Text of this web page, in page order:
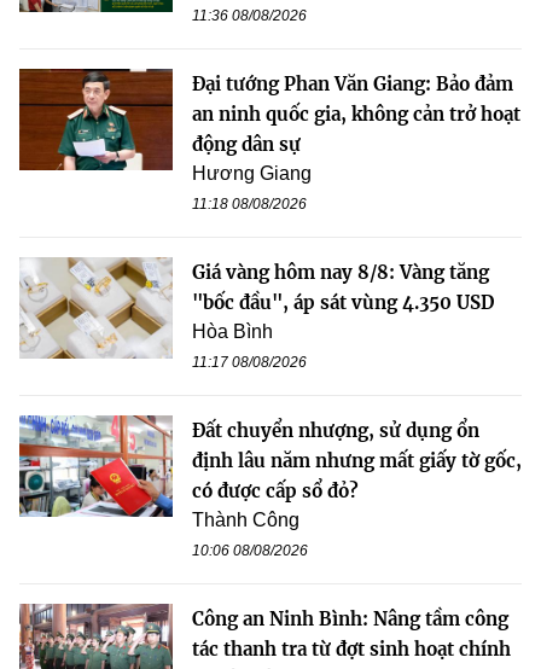
11:36 08/08/2026
Đại tướng Phan Văn Giang: Bảo đảm
an ninh quốc gia, không cản trở hoạt
động dân sự
Hương Giang
11:18 08/08/2026
Giá vàng hôm nay 8/8: Vàng tăng
"bốc đầu", áp sát vùng 4.350 USD
Hòa Bình
11:17 08/08/2026
Đất chuyển nhượng, sử dụng ổn
định lâu năm nhưng mất giấy tờ gốc,
có được cấp sổ đỏ?
Thành Công
10:06 08/08/2026
Công an Ninh Bình: Nâng tầm công
tác thanh tra từ đợt sinh hoạt chính